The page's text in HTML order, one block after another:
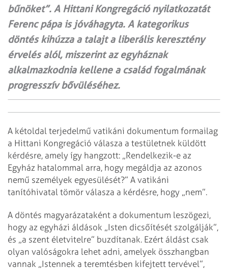
bűnöket”. A Hittani Kongregáció nyilatkozatát
Ferenc pápa is jóváhagyta. A kategorikus
döntés kihúzza a talajt a liberális keresztény
érvelés alól, miszerint az egyháznak
alkalmazkodnia kellene a család fogalmának
progresszív bővüléséhez.
A kétoldal terjedelmű vatikáni dokumentum formailag
a Hittani Kongregáció válasza a testületnek küldött
kérdésre, amely így hangzott: „Rendelkezik-e az
Egyház hatalommal arra, hogy megáldja az azonos
nemű személyek egyesülését?” A vatikáni
tanítóhivatal tömör válasza a kérdésre, hogy „nem”.
A döntés magyarázataként a dokumentum leszögezi,
hogy az egyházi áldások „Isten dicsőítését szolgálják”,
és „a szent életvitelre” buzdítanak. Ezért áldást csak
olyan valóságokra lehet adni, amelyek összhangban
vannak „Istennek a teremtésben kifejtett tervével”,